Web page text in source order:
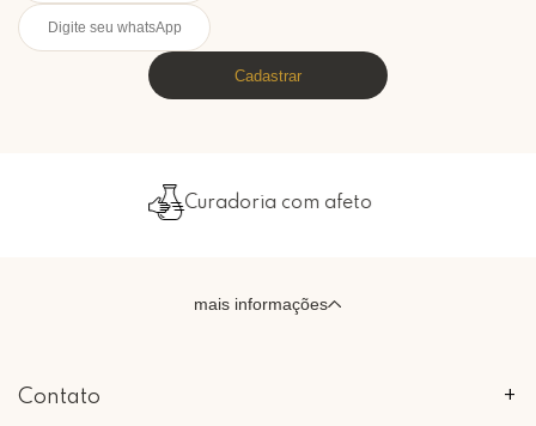
Cadastrar
Curadoria com afeto
mais informações
Contato +